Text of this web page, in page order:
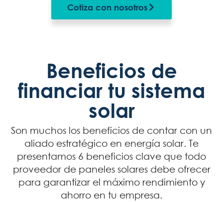
Cotiza con nosotros
Beneficios de
financiar tu sistema
solar
Son muchos los beneficios de contar con un
aliado estratégico en energía solar. Te
presentamos 6 beneficios clave que todo
proveedor de paneles solares debe ofrecer
para garantizar el máximo rendimiento y
ahorro en tu empresa.